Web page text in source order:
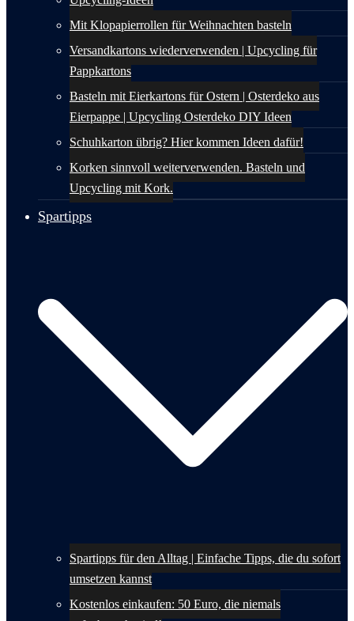
Mit Klopapierrollen für Weihnachten basteln
Versandkartons wiederverwenden | Upcycling für
Pappkartons
Basteln mit Eierkartons für Ostern | Osterdeko aus
Eierpappe | Upcycling Osterdeko DIY Ideen
Schuhkarton übrig? Hier kommen Ideen dafür!
Korken sinnvoll weiterverwenden. Basteln und
Upcycling mit Kork.
Spartipps
Spartipps für den Alltag | Einfache Tipps, die du sofort
umsetzen kannst
Kostenlos einkaufen: 50 Euro, die niemals